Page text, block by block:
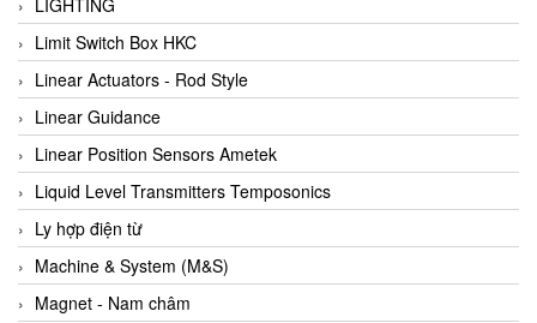
Aventics
Avproglobal
Axiomtek
AZBIL
B&C Electronics
B&R
Babcok wilcox
Baelz Automatic Vietnam
Limit Switch Box HKC
Linear Actuators - Rod Style
Linear Guidance
Linear Position Sensors Ametek
Liquid Level Transmitters Temposonics
Ly hợp điện từ
Machine & System (M&S)
Magnet - Nam châm